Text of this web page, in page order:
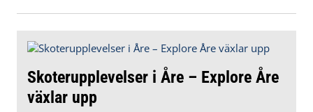
Skoterupplevelser i Åre – Explore Åre
växlar upp